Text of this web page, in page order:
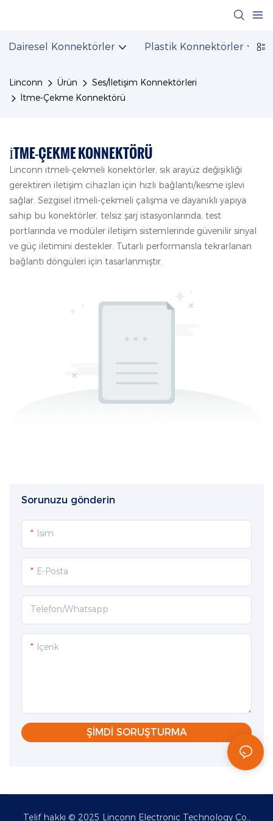
Dairesel Konnektörler Plastik Konnektörler
Linconn Ürün
Ses/İletişim Konnektörleri
İtme-Çekme Konnektörü
İTME-ÇEKME KONNEKTÖRÜ
Linconn itmeli-çekmeli konektörler, sık arayüz değişikliği
gerektiren iletişim cihazları için hızlı bağlantı/kesme işlevi
sağlar. Sezgisel itmeli-çekmeli çalışma ve dayanıklı yapıya
sahip bu konektörler, telsiz şarj istasyonlarında, test
portlarında ve modüler iletişim sistemlerinde güvenilir sinyal
ve güç iletimini destekler. Tutarlı performansla tekrarlanan
bağlantı döngüleri için tasarlanmıştır.
Sorunuzu gönderin
Isim
E-Posta
Telefon/whatsapp
Içerik
ŞIMDI SORUŞTURMA
Telif hakkı © 2025 Linconn Electronic Technology Co.,